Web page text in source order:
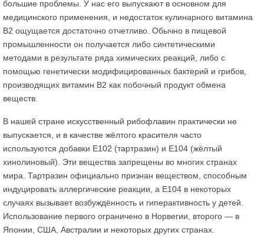
большие проблемы. У нас его выпускают в основном для
медицинского применения, и недостаток кулинарного витамина
В2 ощущается достаточно отчетливо. Обычно в пищевой
промышленности он получается либо синтетическими
методами в результате ряда химических реакций, либо с
помощью генетически модифицированных бактерий и грибов,
производящих витамин В2 как побочный продукт обмена
веществ.
В нашей стране искусственный рибофлавин практически не
выпускается, и в качестве жёлтого красителя часто
используются добавки Е102 (тартразин) и Е104 (жёлтый
хинолиновый). Эти вещества запрещены во многих странах
мира. Тартразин официально признан веществом, способным
индуцировать аллергические реакции, а Е104 в некоторых
случаях вызывает возбуждённость и гиперактивность у детей.
Использование первого ограничено в Норвегии, второго — в
Японии, США, Австралии и некоторых других странах.